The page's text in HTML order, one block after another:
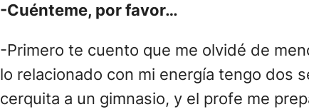
-Cuénteme, por favor…
-Primero te cuento que me olvidé de
lo relacionado con mi energía tengo dos
cerquita a un gimnasio, y el profe me